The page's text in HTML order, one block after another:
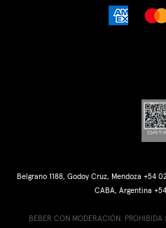
Belgrano 1188, Godoy Cruz, Mendoza +54
CABA, Argentina
BEBER CON MODERACIÓN. PROHIBIDA